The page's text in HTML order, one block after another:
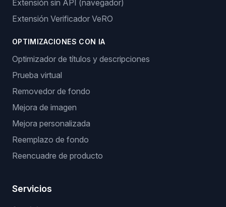
Extensión sin API (navegador)
Extensión Verificador VeRO
OPTIMIZACIONES CON IA
Optimizador de títulos y descripciones
Prueba virtual
Removedor de fondo
Mejora de imagen
Mejora personalizada
Reemplazo de fondo
Reencuadre de producto
Servicios